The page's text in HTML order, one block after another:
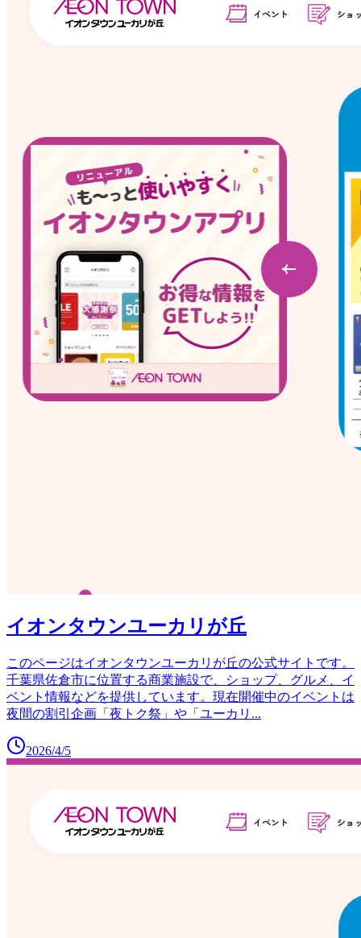
イオンタウンユーカリが丘
このページはイオンタウンユーカリが丘の公式サイトです。
千葉県佐倉市に位置する商業施設で、ショップ、グルメ、イ
ベント情報などを提供しています。現在開催中のイベントは
夜間の割引企画「夜トク祭」や「ユーカリ ...
2026/4/5